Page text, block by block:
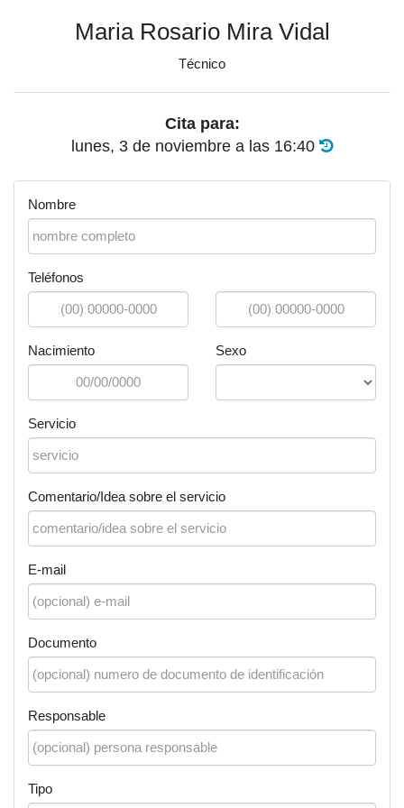
Maria Rosario Mira Vidal
Técnico
Cita para:
lunes, 3 de noviembre a las 16:40
Nombre
Teléfonos
Nacimiento Sexo
Servicio
Comentario/Idea sobre el servicio
E-mail
Documento
Responsable
Tipo